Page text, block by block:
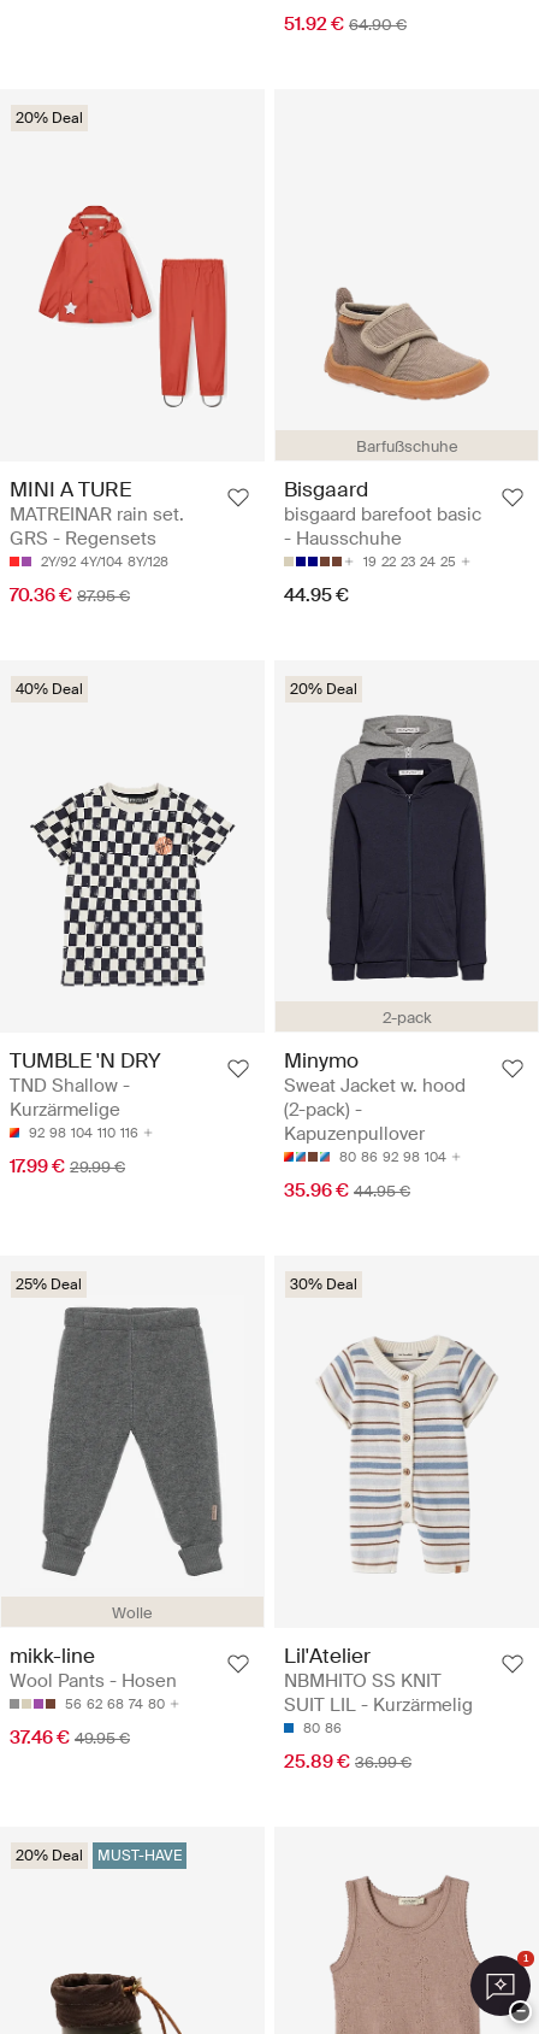
51.92 € 64.90 €
20% Deal
MINI A TURE
MATREINAR rain set.
GRS - Regensets
2Y/92 4Y/104 8Y/128
70.36 € 87.95 €
Barfußschuhe
Bisgaard
bisgaard barefoot basic
- Hausschuhe
19 22 23 24 25
44.95 €
40% Deal
TUMBLE 'N DRY
TND Shallow -
Kurzärmelige
92 98 104 110 116
17.99 € 29.99 €
2-pack
20% Deal
Minymo
Sweat Jacket w. hood
(2-pack) -
Kapuzenpullover
80 86 92 98 104
35.96 € 44.95 €
Wolle
25% Deal
mikk-line
Wool Pants - Hosen
56 62 68 74 80
37.46 € 49.95 €
30% Deal
Lil'Atelier
NBMHITO SS KNIT
SUIT LIL - Kurzärmelig
80 86
25.89 € 36.99 €
20% Deal MUST-HAVE
1
−